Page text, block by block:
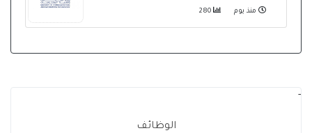
منذ يوم
-
الوظائف